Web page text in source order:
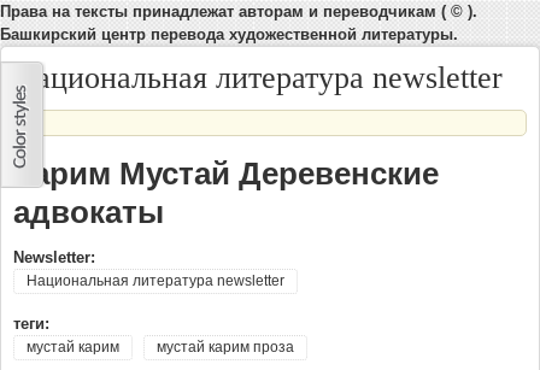
Права на тексты принадлежат авторам и переводчикам ( © ).
Башкирский центр перевода художественной литературы.
Национальная литература newsletter
Карим Мустай Деревенские
адвокаты
Newsletter:
Национальная литература newsletter
теги:
мустай карим мустай карим проза